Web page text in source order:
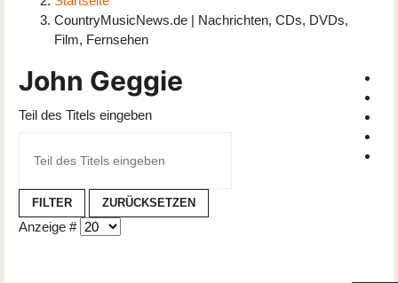
CountryMusicNews.de | Nachrichten, CDs, DVDs,
Film, Fernsehen
John Geggie
Teil des Titels eingeben
FILTER ZURÜCKSETZEN
Anzeige #